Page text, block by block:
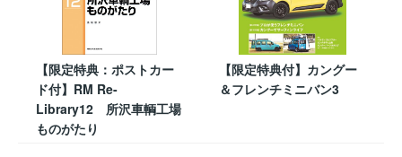
【限定特典：ポストカー
ド付】RM Re-
Library12 所沢車輌工場
ものがたり
【限定特典付】カングー
＆フレンチミニバン3